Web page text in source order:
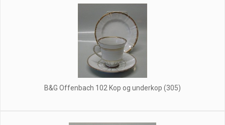
B&G Offenbach 102 Kop og underkop (305)